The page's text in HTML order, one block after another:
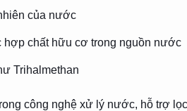
của nước
hợp chất hữu cơ trong nguồn nước
Trihalmethan
công nghệ xử lý nước, hỗ trợ